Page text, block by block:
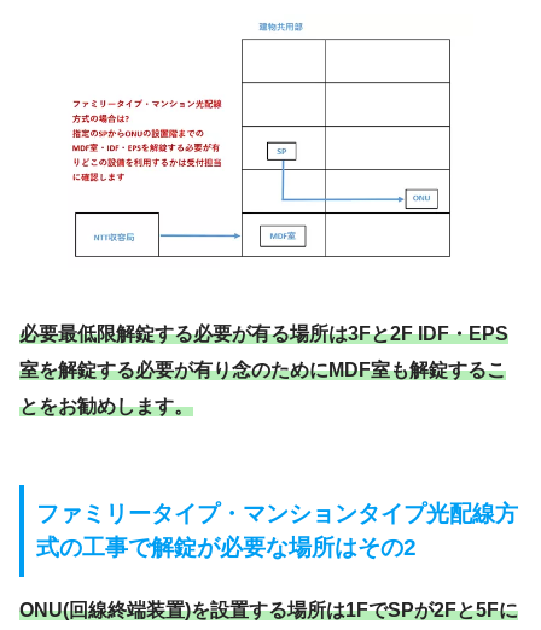
必要最低限解錠する必要が有る場所は3Fと2F IDF・EPS
室を解錠する必要が有り念のためにMDF室も解錠するこ
とをお勧めします。
ファミリータイプ・マンションタイプ光配線方
式の工事で解錠が必要な場所はその2
ONU(回線終端装置)を設置する場所は1FでSPが2Fと5Fに